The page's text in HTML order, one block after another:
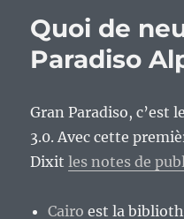
Quoi de
Paradiso
Gran Paradiso, c’est
3.0. Avec cette
Dixitles notes de
Cairo est la